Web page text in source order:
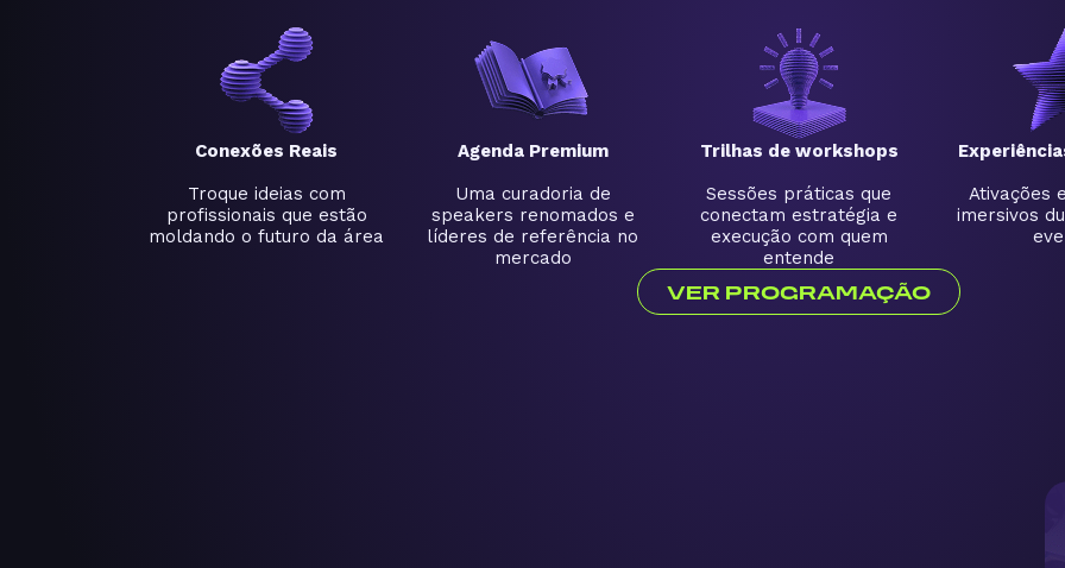
Conexões Reais
Troque ideias com
profissionais que estão
moldando o futuro da área
Agenda Premium
Uma curadoria de
speakers renomados e
líderes de referência no
mercado
Trilhas de workshops
Sessões práticas que
conectam estratégia e
execução com quem
entende
Ativações
imersivos
VER PROGRAMAÇÃO